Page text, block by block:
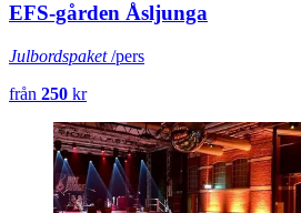
EFS-gården Åsljunga
Julbordspaket/pers
från 250 kr